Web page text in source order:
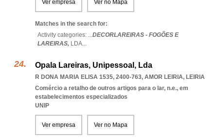
Ver empresa Ver no Mapa
Matches in the search for:
Activity categories: ...DECORLAREIRAS - FOGÕES E
LAREIRAS, LDA...
Opala Lareiras, Unipessoal, Lda
R DONA MARIA ELISA 1535, 2400-763, AMOR LEIRIA, LEIRIA
Comércio a retalho de outros artigos para o lar, n.e., em
estabelecimentos especializados
UNIP
Ver empresa Ver no Mapa